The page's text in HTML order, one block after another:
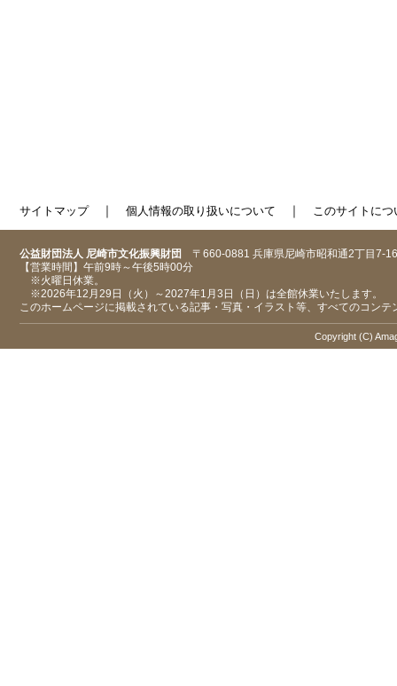
サイトマップ｜ 個人情報の取り扱いについて ｜ このサイトにつ
公益財団法人 尼崎市文化振興財団 〒660-0881 兵庫県尼崎市昭和通2丁目7-16
【営業時間】午前9時～午後5時00分
※火曜日休業。
※2026年12月29日（火）～2027年1月3日（日）は全館休業いたします。
このホームページに掲載されている記事・写真・イラスト等、すべてのコン
Copyright (C)